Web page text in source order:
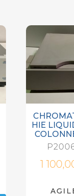
HIE
1